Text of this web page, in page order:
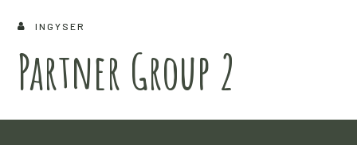
INGYSER
Partner Group 2